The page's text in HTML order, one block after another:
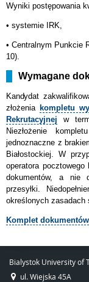
Wyniki postępowania
• systemie IRK,
• Centralnym Punkcie
10).
Wymagane
Kandydat
złożenia kompletu
Rekrutacyjnej w
Niezłożenie
jednoznaczne z
Białostockiej. W
operatora
dokumentów, a nie
przesyłki.
określonych zasadach
Komplet dokumentów
Bialystok University of
ul. Wiejska 45A